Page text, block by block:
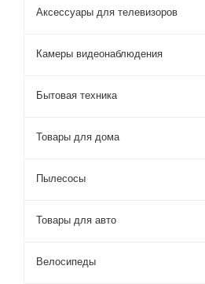
Аксессуары для телевизоров
Камеры видеонаблюдения
Бытовая техника
Товары для дома
Пылесосы
Товары для авто
Велосипеды